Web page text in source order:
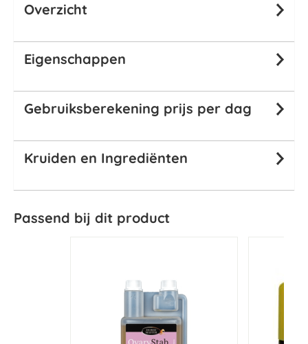
Overzicht
Eigenschappen
Gebruiksberekening prijs per dag
Kruiden en Ingrediënten
Passend bij dit product